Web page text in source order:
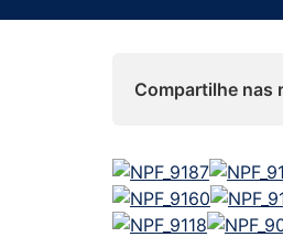
Compartilhe nas